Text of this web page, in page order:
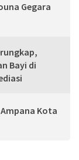
Gegara
Bayi di
Kota